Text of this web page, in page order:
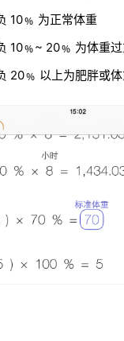
10﹪ 为正常体重
10﹪~ 20﹪ 为体重
20﹪ 以上为肥胖或